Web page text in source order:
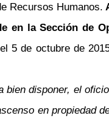
Recursos Humanos.
en la Sección de
5 de octubre de
disponer, el
en propiedad